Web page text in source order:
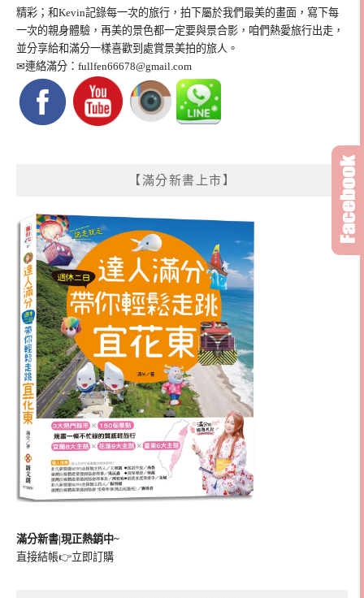
精彩；和Kevin記錄每一次的旅行，拍下屬於我們最美的畫面，寫下每
一次的親身體驗，再美的景色都一定要與景合影，咱們熱愛旅行出走，
並分享給和滿分一樣喜歡到處賞景美拍的旅人。
✉連絡滿分： fullfen66678@gmail.com
【滿分新書上市】
滿分新書|現正熱銷中~
直接結帳👉立即訂購